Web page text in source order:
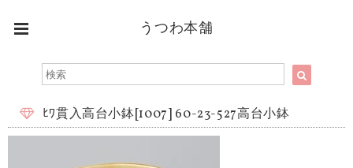
うつわ本舗
ﾋﾜ貫入高台小鉢[1007] 60-23-527高台小鉢